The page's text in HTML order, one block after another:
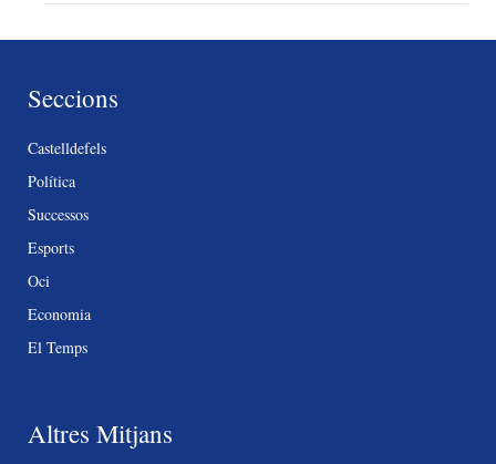
Seccions
Castelldefels
Política
Successos
Esports
Oci
Economia
El Temps
Altres Mitjans